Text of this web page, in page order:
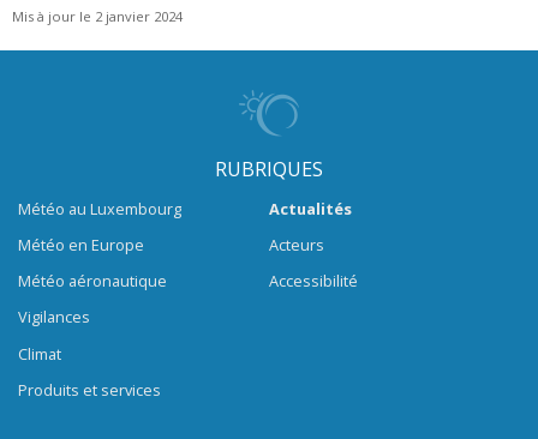
Mis à jour le 2 janvier 2024
RUBRIQUES
Météo au Luxembourg
Météo en Europe
Météo aéronautique
Vigilances
Climat
Produits et services
Actualités
Acteurs
Accessibilité